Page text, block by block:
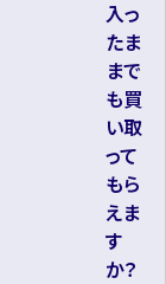
入っ
たま
まで
も買
い取
って
もら
えま
す
か？